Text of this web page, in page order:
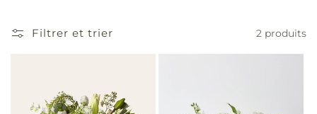
Filtrer et trier 2 produits